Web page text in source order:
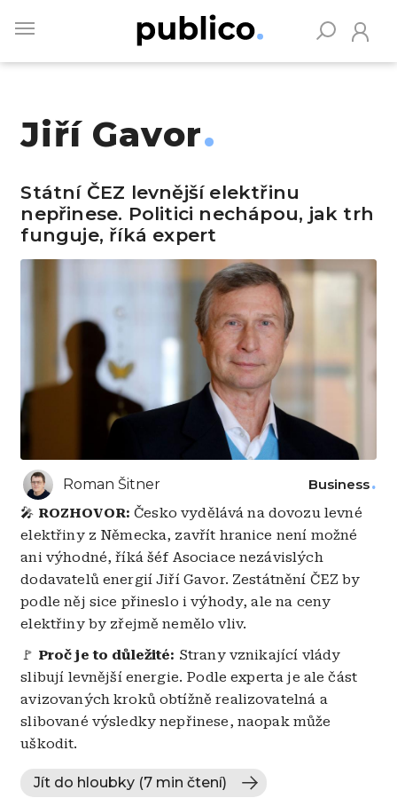
main
Jiří Gavor
Státní ČEZ levnější elektřinu
nepřinese. Politici nechápou, jak trh
funguje, říká expert
Roman Šitner Business
🎤 ROZHOVOR: Česko vydělává na dovozu levné
elektřiny z Německa, zavřít hranice není možné
ani výhodné, říká šéf Asociace nezávislých
dodavatelů energií Jiří Gavor. Zestátnění ČEZ by
podle něj sice přineslo i výhody, ale na ceny
elektřiny by zřejmě nemělo vliv.
🚩 Proč je to důležité: Strany vznikající vlády
slibují levnější energie. Podle experta je ale část
avizovaných kroků obtížně realizovatelná a
slibované výsledky nepřinese, naopak může
uškodit.
Jít do hloubky (7 min čtení)
Vyhledávejte na Publiku